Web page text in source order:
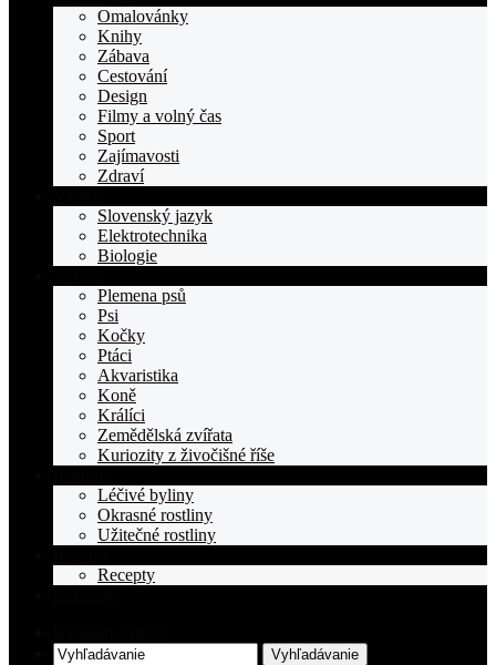
Omalovánky
Knihy
Zábava
Cestování
Design
Filmy a volný čas
Sport
Zajímavosti
Zdraví
Slovenský jazyk
Elektrotechnika
Biologie
Plemena psů
Psi
Kočky
Ptáci
Akvaristika
Koně
Králíci
Zemědělská zvířata
Kuriozity z živočišné říše
Léčivé byliny
Okrasné rostliny
Užitečné rostliny
Recepty
Vyhľadávanie